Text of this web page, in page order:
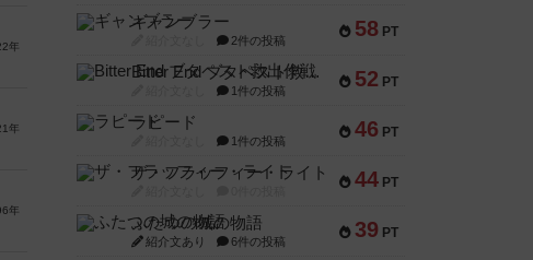
年
年
年
58 PT
ギャンブラー
2件の投稿
52 PT
Bitter End ブタペスト救出作戦
1件の投稿
46 PT
ラピード
1件の投稿
44 PT
ザ・フラッフィー・ライト
39 PT
ふたつの城の物語
紹介文あり 6件の投稿